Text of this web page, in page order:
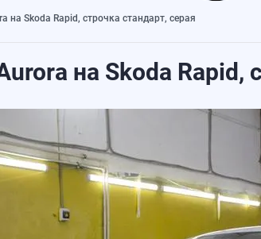
на Skoda Rapid, строчка стандарт, серая
на Skoda Rapid,